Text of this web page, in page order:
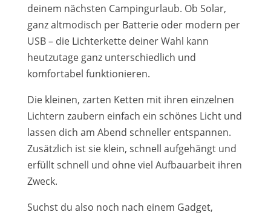
deinem nächsten Campingurlaub. Ob Solar,
ganz altmodisch per Batterie oder modern per
USB – die Lichterkette deiner Wahl kann
heutzutage ganz unterschiedlich und
komfortabel funktionieren.
Die kleinen, zarten Ketten mit ihren einzelnen
Lichtern zaubern einfach ein schönes Licht und
lassen dich am Abend schneller entspannen.
Zusätzlich ist sie klein, schnell aufgehängt und
erfüllt schnell und ohne viel Aufbauarbeit ihren
Zweck.
Suchst du also noch nach einem Gadget,